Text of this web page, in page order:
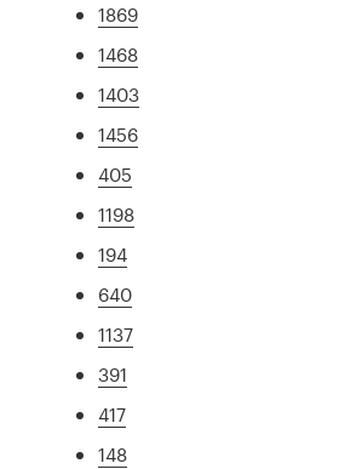
1869
1468
1403
1456
405
1198
194
640
1137
391
417
148